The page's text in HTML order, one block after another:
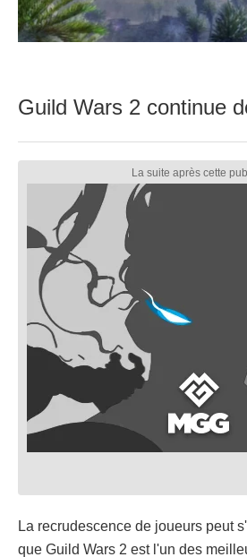
Guild Wars 2 continue
La recrudescence de joueurs peut
que Guild Wars 2 est l'un des